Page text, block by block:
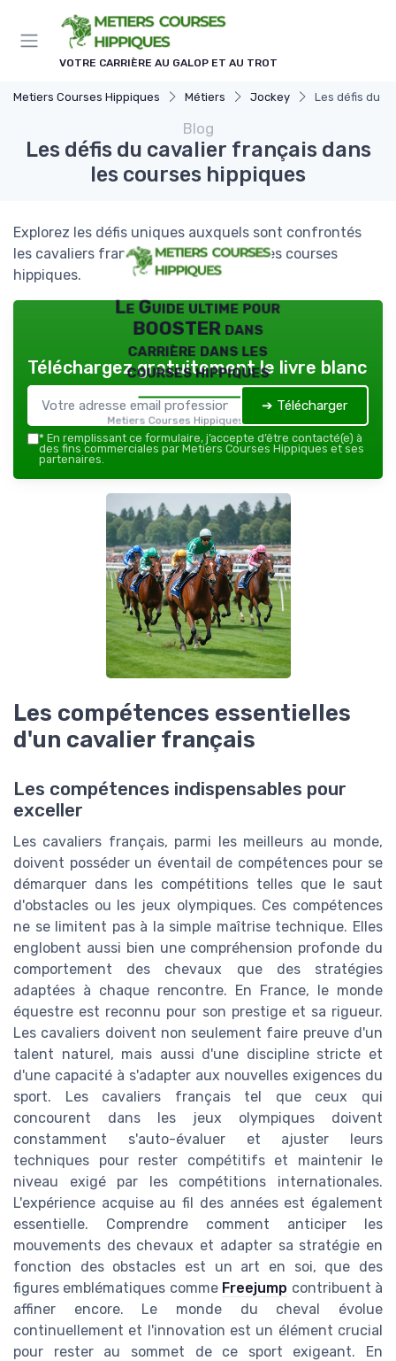
VOTRE CARRIÈRE AU GALOP ET AU TROT
Metiers Courses Hippiques Métiers Jockey Les défis du
Blog
Les défis du cavalier français dans
les courses hippiques
Explorez les défis uniques auxquels sont confrontés
les cavaliers français dans le monde des courses
hippiques.
Le Guide ultime pour
BOOSTER dans
carrière dans les
courses hippiques
Metiers Courses Hippiques — 2026
Téléchargez gratuitement le livre blanc
➔ Télécharger
* En remplissant ce formulaire, j’accepte d’être contacté(e) à
des fins commerciales par Metiers Courses Hippiques et ses
partenaires.
Les compétences essentielles
d'un cavalier français
Les compétences indispensables pour
exceller
Les cavaliers français, parmi les meilleurs au monde,
doivent posséder un éventail de compétences pour se
démarquer dans les compétitions telles que le saut
d'obstacles ou les jeux olympiques. Ces compétences
ne se limitent pas à la simple maîtrise technique. Elles
englobent aussi bien une compréhension profonde du
comportement des chevaux que des stratégies
adaptées à chaque rencontre. En France, le monde
équestre est reconnu pour son prestige et sa rigueur.
Les cavaliers doivent non seulement faire preuve d'un
talent naturel, mais aussi d'une discipline stricte et
d'une capacité à s'adapter aux nouvelles exigences du
sport. Les cavaliers français tel que ceux qui
concourent dans les jeux olympiques doivent
constamment s'auto-évaluer et ajuster leurs
techniques pour rester compétitifs et maintenir le
niveau exigé par les compétitions internationales.
L'expérience acquise au fil des années est également
essentielle. Comprendre comment anticiper les
mouvements des chevaux et adapter sa stratégie en
fonction des obstacles est un art en soi, que des
figures emblématiques comme Freejump contribuent à
affiner encore. Le monde du cheval évolue
continuellement et l'innovation est un élément crucial
pour rester au sommet de ce sport exigeant. En
Panneau de gestion des cookies